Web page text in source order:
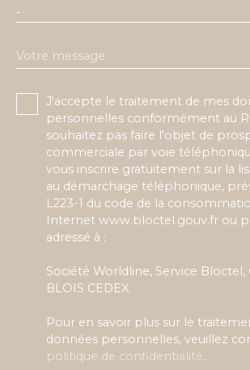
-
Votre message
J'accepte le traitement de mes
personnelles conformément au
souhaitez pas faire l'objet de
commerciale par voie
vous inscrire gratuitement sur la
au démarchage téléphonique,
L223-1 du code de la
Internet www.bloctel.gouv.fr ou
adressé à :
Société Worldline, Service Bloctel,
BLOIS CEDEX.
Pour en savoir plus sur le
données personnelles, veuillez
politique de confidentialité.